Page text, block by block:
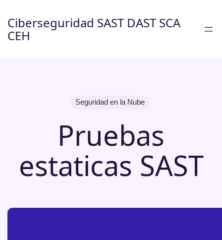
contenido
Ciberseguridad SAST DAST SCA
CEH
Seguridad en la Nube
Pruebas
estaticas SAST